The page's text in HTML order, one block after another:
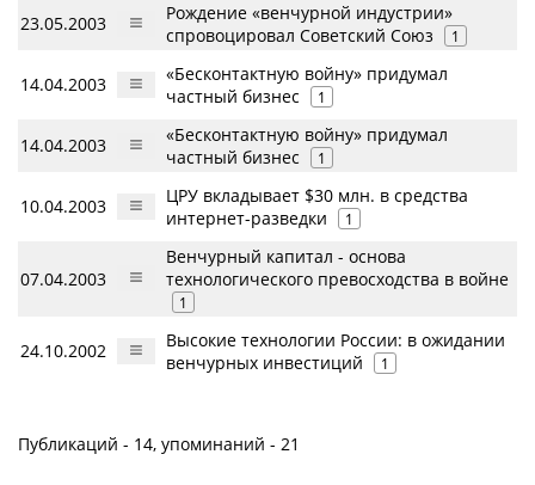
23.05.2003
Рождение «венчурной индустрии»
спровоцировал Советский Союз
1
14.04.2003
«Бесконтактную войну» придумал
частный бизнес
1
14.04.2003
«Бесконтактную войну» придумал
частный бизнес
1
10.04.2003
ЦРУ вкладывает $30 млн. в средства
интернет-разведки
1
07.04.2003
Венчурный капитал - основа
технологического превосходства в войне
1
24.10.2002
Высокие технологии России: в ожидании
венчурных инвестиций
1
Публикаций - 14, упоминаний - 21